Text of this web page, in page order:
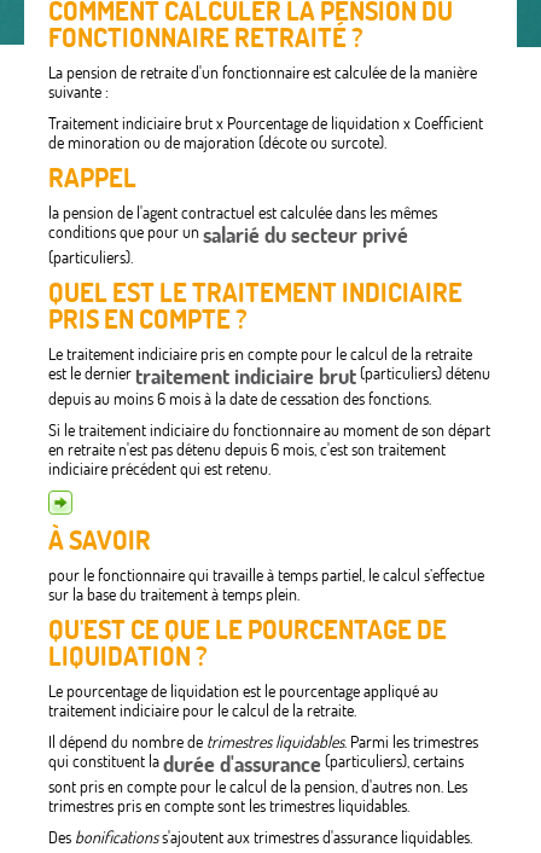
COMMENT CALCULER LA PENSION DU
FONCTIONNAIRE RETRAITÉ ?
La pension de retraite d'un fonctionnaire est calculée de la manière
suivante :
Traitement indiciaire brut x Pourcentage de liquidation x Coefficient
de minoration ou de majoration (décote ou surcote).
RAPPEL
la pension de l'agent contractuel est calculée dans les mêmes
conditions que pour unsalarié du secteur privé
(particuliers).
QUEL EST LE TRAITEMENT INDICIAIRE
PRIS EN COMPTE ?
Le traitement indiciaire pris en compte pour le calcul de la retraite
est le dernier traitement indiciaire brut(particuliers) détenu
depuis au moins 6 mois à la date de cessation des fonctions.
Si le traitement indiciaire du fonctionnaire au moment de son départ
en retraite n'est pas détenu depuis 6 mois, c'est son traitement
indiciaire précédent qui est retenu.
À SAVOIR
pour le fonctionnaire qui travaille à temps partiel, le calcul s’effectue
sur la base du traitement à temps plein.
QU'EST CE QUE LE POURCENTAGE DE
LIQUIDATION ?
Le pourcentage de liquidation est le pourcentage appliqué au
traitement indiciaire pour le calcul de la retraite.
Il dépend du nombre de trimestres liquidables. Parmi les trimestres
qui constituent ladurée d'assurance(particuliers), certains
sont pris en compte pour le calcul de la pension, d'autres non. Les
trimestres pris en compte sont les trimestres liquidables.
Des bonificationss'ajoutent aux trimestres d'assurance liquidables.